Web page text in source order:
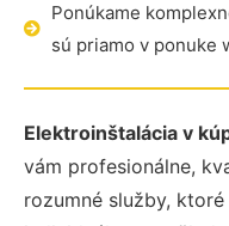
Ponúkame
sú priamo v ponuke
Elektroinštalácia v
vám profesionálne,
rozumné služby,